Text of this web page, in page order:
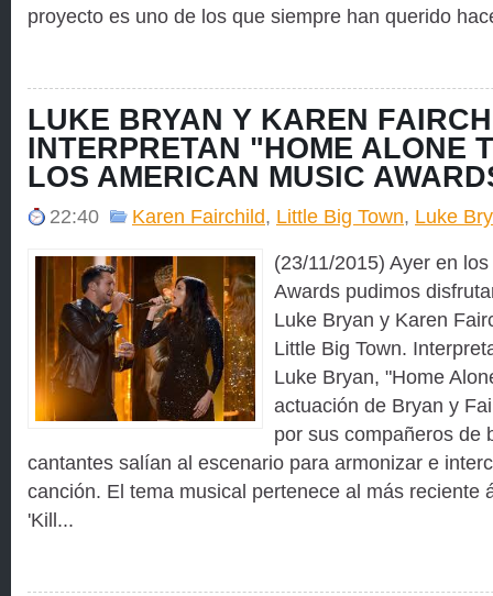
proyecto es uno de los que siempre han querido
LUKE BRYAN Y KAREN
INTERPRETAN "HOME ALONE
LOS AMERICAN MUSIC
22:40 Karen Fairchild, Little Big Town, Luke
(23/11/2015) Ayer en
Awards pudimos
Luke Bryan y Karen
Little Big Town.
Luke Bryan, "Home
actuación de Bryan y
por sus compañeros de
cantantes salían al escenario para armonizar e
canción. El tema musical pertenece al más reciente
'Kill...